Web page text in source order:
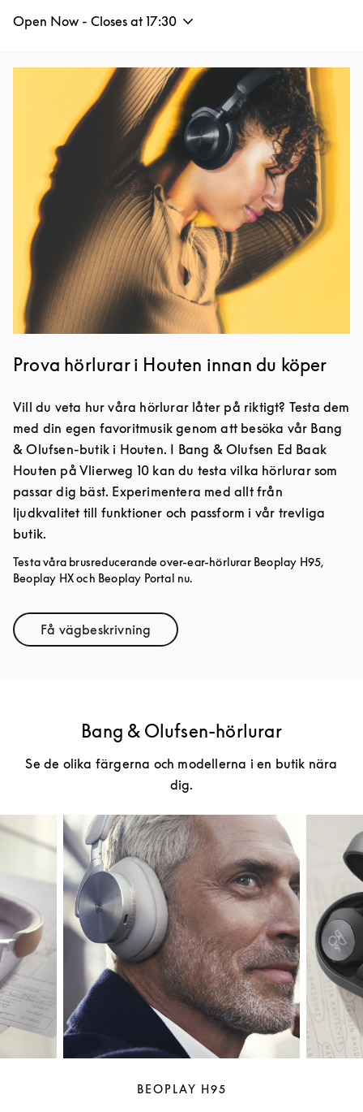
Open Now - Closes at 17:30
Prova hörlurar i Houten innan du köper
Vill du veta hur våra hörlurar låter på riktigt? Testa dem
med din egen favoritmusik genom att besöka vår Bang
& Olufsen-butik i Houten. I Bang & Olufsen Ed Baak
Houten på Vlierweg 10 kan du testa vilka hörlurar som
passar dig bäst. Experimentera med allt från
ljudkvalitet till funktioner och passform i vår trevliga
butik.
Testa våra brusreducerande over-ear-hörlurar Beoplay H95,
Beoplay HX och Beoplay Portal nu.
Få vägbeskrivningLink Opens in New Tab
Bang & Olufsen-hörlurar
Se de olika färgerna och modellerna i en butik nära
dig.
BEOPLAY H95